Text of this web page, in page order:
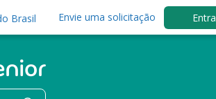
Brasil Envie uma solicitação